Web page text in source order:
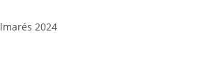
2024